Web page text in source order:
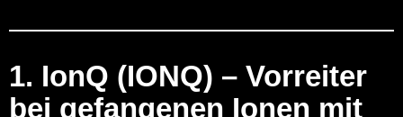
1. IonQ (IONQ) – Vorreiter
bei gefangenen Ionen mit